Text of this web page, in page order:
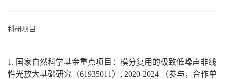
科研项目
1 . 国家自然科学基金重点项目 ： 模分复用的极致低噪声非线
性光放大基础研究 （61935011 ） , 2020-2024
（参与，合作单